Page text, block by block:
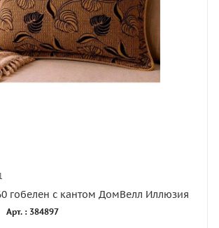
гобелен с кантом ДомВелл Иллюзия
Арт. : 384897